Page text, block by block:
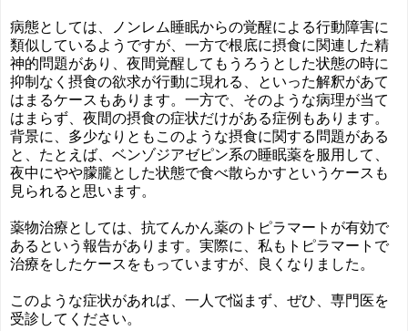
病態としては、ノンレム睡眠からの覚醒による行動障害に
類似しているようですが、一方で根底に摂食に関連した精
神的問題があり、夜間覚醒してもうろうとした状態の時に
抑制なく摂食の欲求が行動に現れる、といった解釈があて
はまるケースもあります。一方で、そのような病理が当て
はまらず、夜間の摂食の症状だけがある症例もあります。
背景に、多少なりともこのような摂食に関する問題がある
と、たとえば、ベンゾジアゼピン系の睡眠薬を服用して、
夜中にやや朦朧とした状態で食べ散らかすというケースも
見られると思います。
薬物治療としては、抗てんかん薬のトピラマートが有効で
あるという報告があります。実際に、私もトピラマートで
治療をしたケースをもっていますが、良くなりました。
このような症状があれば、一人で悩まず、ぜひ、専門医を
受診してください。